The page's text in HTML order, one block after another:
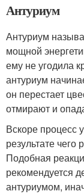
Антуриум
Антуриум
мощной
ему не угодила
антуриум
он перестает
отмирают и
Вскоре процесс
результате чего
Подобная
рекомендуется
антуриумом,